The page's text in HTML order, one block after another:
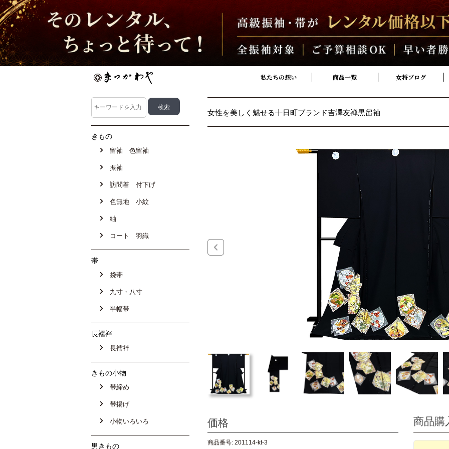
私たちの想い 商品一覧 女将ブログ
きもの
留袖 色留袖
振袖
訪問着 付下げ
色無地 小紋
紬
コート 羽織
帯
袋帯
九寸・八寸
半幅帯
長襦袢
長襦袢
きもの小物
帯締め
帯揚げ
小物いろいろ
男きもの
女性を美しく魅せる十日町ブランド吉澤友禅黒留袖
価格
商品番号: 201114-kt-3
商品購